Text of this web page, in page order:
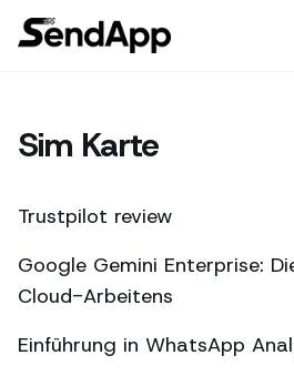
Sim Karte
Trustpilot review
Google Gemini Enterprise:
Cloud-Arbeitens
Einführung in WhatsApp